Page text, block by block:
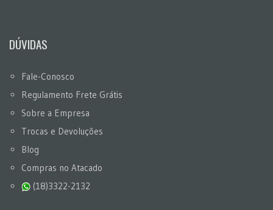
DÚVIDAS
Fale-Conosco
Regulamento Frete Grátis
Sobre a Empresa
Trocas e Devoluções
Blog
Compras no Atacado
(18)3322-2132